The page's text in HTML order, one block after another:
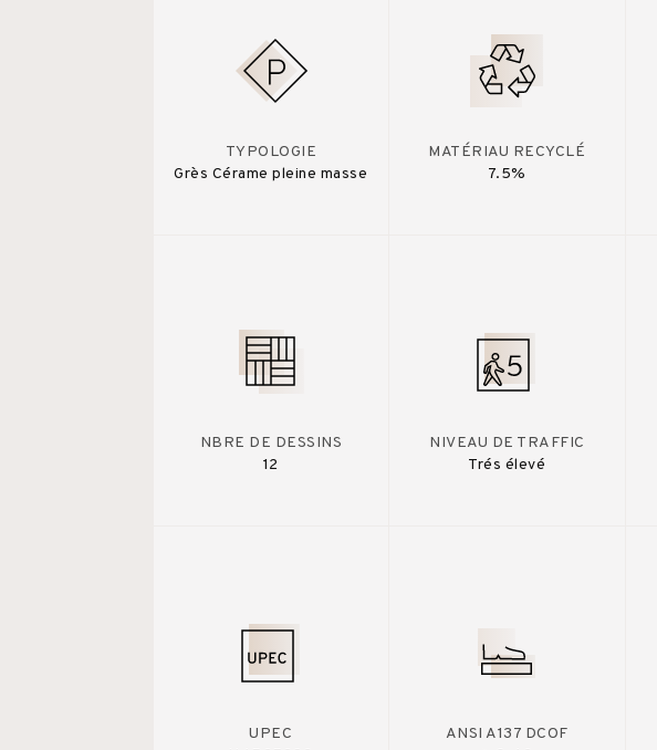
TYPOLOGIE
Grès Cérame pleine masse
MATÉRIAU RECYCLÉ
7.5%
NBRE DE DESSINS
12
NIVEAU DE TRAFFIC
Trés élevé
UPEC
ANSI A137 DCOF